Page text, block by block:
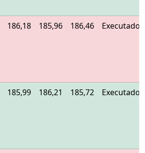
186,18 185,96 186,46 Executado
185,99 186,21 185,72 Executado